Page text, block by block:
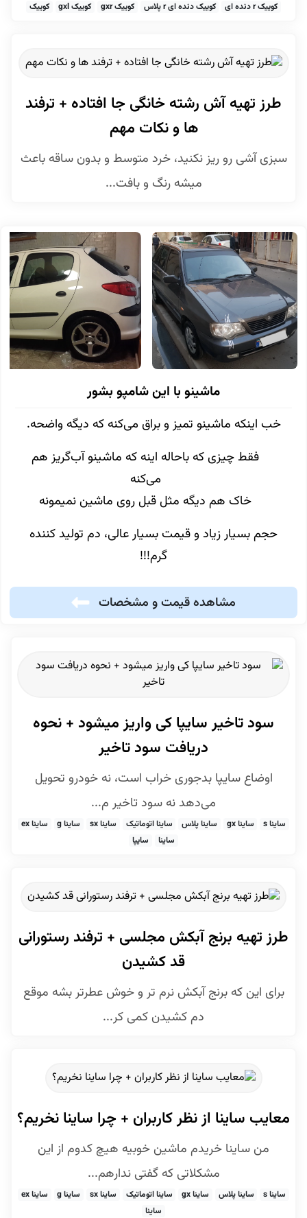
کوییک r دنده ای کوییک دنده ای r پلاس کوییک gxr کوییک gxl کوییک
طرز تهیه آش رشته خانگی جا افتاده + ترفند
ها و نکات مهم
سبزی آشی رو ریز نکنید، خرد متوسط و بدون ساقه باعث
میشه رنگ و بافت...
ماشینو با این شامپو بشور
خب اینکه ماشینو تمیز و براق می‌کنه که دیگه واضحه.
فقط چیزی که باحاله اینه که ماشینو آب‌گریز هم
می‌کنه
خاک هم دیگه مثل قبل روی ماشین نمیمونه
حجم بسیار زیاد و قیمت بسیار عالی، دم تولید کننده
گرم!!!
مشاهده قیمت و مشخصات
سود تاخیر سایپا کی واریز میشود + نحوه
دریافت سود تاخیر
اوضاع سایپا بدجوری خراب است، نه خودرو تحویل
می‌دهد نه سود تاخیر م...
ساینا s ساینا gx ساینا پلاس ساینا اتوماتیک ساینا sx ساینا g
ساینا ex
ساینا
سایپا
طرز تهیه برنج آبکش مجلسی + ترفند رستورانی
قد کشیدن
برای این که برنج آبکش نرم تر و خوش عطرتر بشه موقع
دم کشیدن کمی کر...
معایب ساینا از نظر کاربران + چرا ساینا نخریم؟
من ساینا خریدم ماشین خوبیه هیچ کدوم از این
مشکلاتی که گفتی ندارهم...
ساینا s ساینا پلاس ساینا gx ساینا اتوماتیک ساینا sx ساینا g
ساینا ex
ساینا